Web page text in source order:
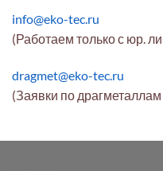
info@eko-tec.ru
(Работаем только с юр.
dragmet@eko-tec.ru
(Заявки по